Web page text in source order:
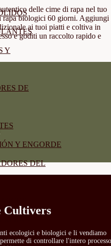
Y
DE
Y ENGORDE
DEL
CULTIVOS Y
delle cime di rapa nel tuo
rapa biologici 60 giorni. Aggiungi
ai tuoi piatti e coltiva in
e goditi un raccolto rapido e
Cultivers
ecologici e biologici e li vendiamo
di controllare l'intero